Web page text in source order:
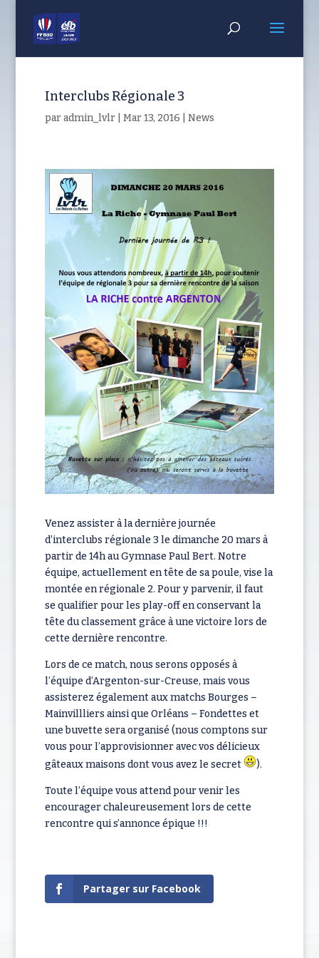
Interclubs Régionale 3
paradmin_lvlr| Mar 13, 2016 News
Venez assister à la dernière journée
d’interclubs régionale 3 le dimanche 20 mars à
partir de 14h au Gymnase Paul Bert. Notre
équipe, actuellement en tête de sa poule, vise la
montée en régionale 2. Pour y parvenir, il faut
se qualifier pour les play-off en conservant la
tête du classement grâce à une victoire lors de
cette dernière rencontre.
Lors de ce match, nous serons opposés à
l’équipe d’Argenton-sur-Creuse, mais vous
assisterez également aux matchs Bourges –
Mainvillliers ainsi que Orléans – Fondettes et
une buvette sera organisé (nous comptons sur
vous pour l’approvisionner avec vos délicieux
gâteaux maisons dont vous avez le secret
).
Toute l’équipe vous attend pour venir les
encourager chaleureusement lors de cette
rencontre qui s’annonce épique !!!
Partager sur Facebook